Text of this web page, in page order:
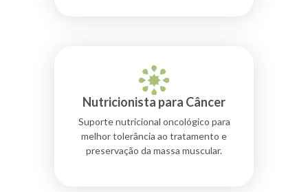
Nutricionista para Câncer
Suporte nutricional oncológico para
melhor tolerância ao tratamento e
preservação da massa muscular.